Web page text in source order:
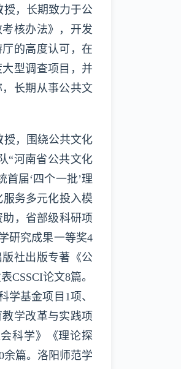
，长期致力于公
核办法》，开发
的高度认可，在
型调查项目，并
长期从事公共文
，围绕公共文化
“河南省公共文化
届‘四个一批’理
服务多元化投入模
，省部级科研项
研究成果一等奖4
社出版专著《公
CSSCI论文8篇。
基金项目1项、
学改革与实践项
科学》《理论探
余篇。洛阳师范学